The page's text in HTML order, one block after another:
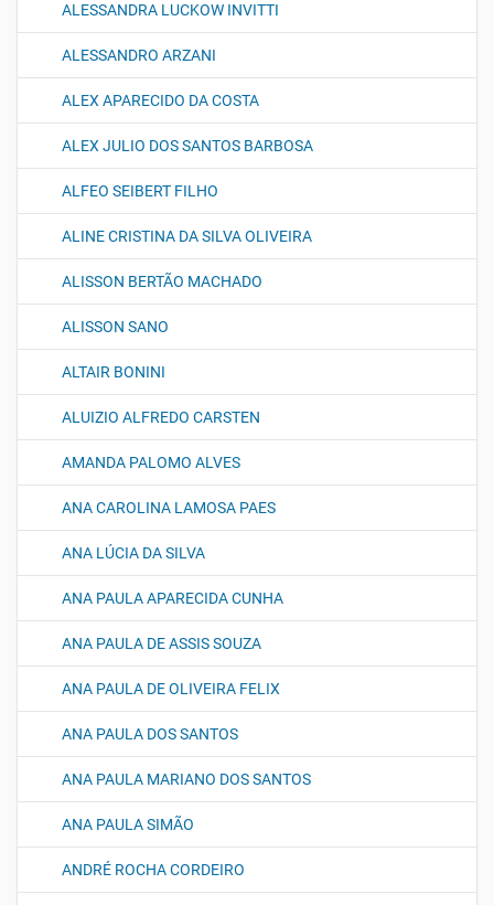
ALESSANDRA LUCKOW INVITTI
ALESSANDRO ARZANI
ALEX APARECIDO DA COSTA
ALEX JULIO DOS SANTOS BARBOSA
ALFEO SEIBERT FILHO
ALINE CRISTINA DA SILVA OLIVEIRA
ALISSON BERTÃO MACHADO
ALISSON SANO
ALTAIR BONINI
ALUIZIO ALFREDO CARSTEN
AMANDA PALOMO ALVES
ANA CAROLINA LAMOSA PAES
ANA LÚCIA DA SILVA
ANA PAULA APARECIDA CUNHA
ANA PAULA DE ASSIS SOUZA
ANA PAULA DE OLIVEIRA FELIX
ANA PAULA DOS SANTOS
ANA PAULA MARIANO DOS SANTOS
ANA PAULA SIMÃO
ANDRÉ ROCHA CORDEIRO